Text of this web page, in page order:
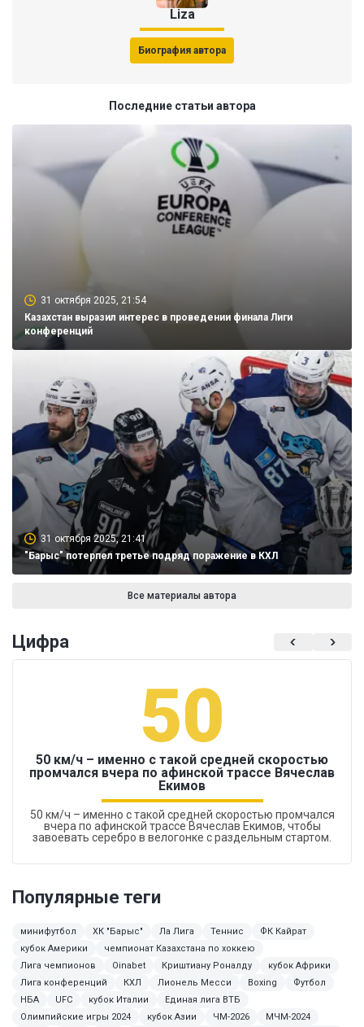
Liza
Биография автора
Последние статьи автора
31 октября 2025, 21:54
Казахстан выразил интерес в проведении финала Лиги
конференций
31 октября 2025, 21:41
"Барыс" потерпел третье подряд поражение в КХЛ
Все материалы автора
Цифра
50
50 км/ч – именно с такой средней скоростью
промчался вчера по афинской трассе Вячеслав
Екимов
50 км/ч – именно с такой средней скоростью промчался
вчера по афинской трассе Вячеслав Екимов, чтобы
завоевать серебро в велогонке с раздельным стартом.
Популярные теги
минифутбол ХК "Барыс" Ла Лига Теннис
ФК Кайрат
кубок Америки
чемпионат Казахстана по хоккею
Лига чемпионов
Oinabet Криштиану Роналду
кубок Африки
Лига конференций
КХЛ Лионель Месси Boxing
Футбол
НБА
UFC кубок Италии
Единая лига ВТБ
Олимпийские игры 2024
кубок Азии ЧМ-2026
МЧМ-2024